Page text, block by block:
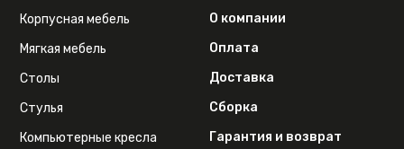
Корпусная мебель
Мягкая мебель
Столы
Стулья
Компьютерные кресла
О компании
Оплата
Доставка
Сборка
Гарантия и возврат